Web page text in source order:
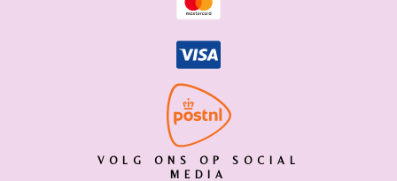
VOLG ONS OP SOCIAL
MEDIA